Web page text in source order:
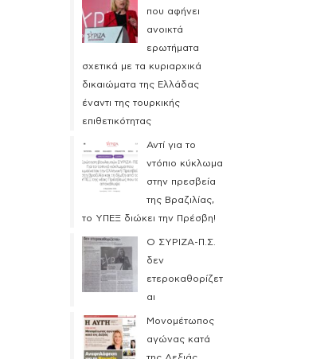
που αφήνει
ανοικτά
ερωτήματα
σχετικά με τα κυριαρχικά
δικαιώματα της Ελλάδας
έναντι της τουρκικής
επιθετικότητας
Αντί για το
ντόπιο κύκλωμα
στην πρεσβεία
της Βραζιλίας,
το ΥΠΕΞ διώκει την Πρέσβη!
Ο ΣΥΡΙΖΑ-Π.Σ.
δεν
ετεροκαθορίζετ
αι
Μονομέτωπος
αγώνας κατά